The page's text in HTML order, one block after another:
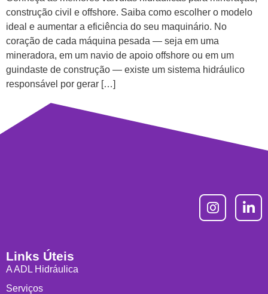
construção civil e offshore. Saiba como escolher o modelo
ideal e aumentar a eficiência do seu maquinário. No
coração de cada máquina pesada — seja em uma
mineradora, em um navio de apoio offshore ou em um
guindaste de construção — existe um sistema hidráulico
responsável por gerar […]
Links Úteis
A ADL Hidráulica
Serviços